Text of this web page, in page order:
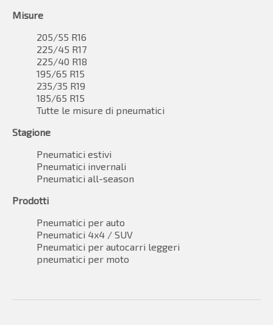
Misure
205/55 R16
225/45 R17
225/40 R18
195/65 R15
235/35 R19
185/65 R15
Tutte le misure di pneumatici
Stagione
Pneumatici estivi
Pneumatici invernali
Pneumatici all-season
Prodotti
Pneumatici per auto
Pneumatici 4x4 / SUV
Pneumatici per autocarri leggeri
pneumatici per moto